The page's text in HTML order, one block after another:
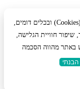
לידיעתך: באתר זה נעשה שימוש בקבצי עוגיות (Cookies) ובכלים דומים,
חוויית הגלישה,
באתר מהווה הסכמה
הבנתי